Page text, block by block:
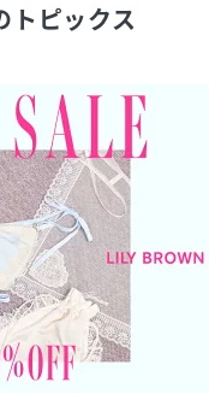
トピックス